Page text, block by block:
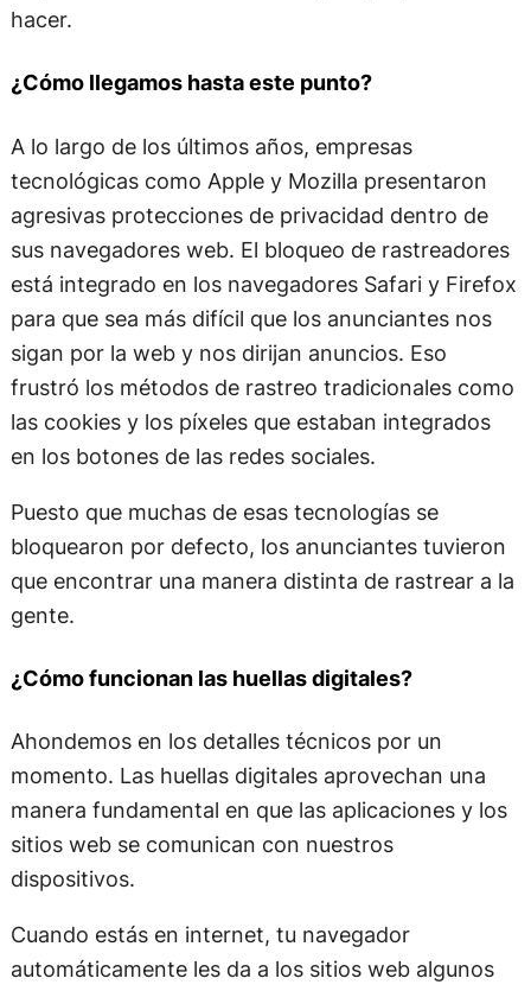
hacer.
¿Cómo llegamos hasta este punto?
A lo largo de los últimos años, empresas
tecnológicas como Apple y Mozilla presentaron
agresivas protecciones de privacidad dentro de
sus navegadores web. El bloqueo de rastreadores
está integrado en los navegadores Safari y Firefox
para que sea más difícil que los anunciantes nos
sigan por la web y nos dirijan anuncios. Eso
frustró los métodos de rastreo tradicionales como
las cookies y los píxeles que estaban integrados
en los botones de las redes sociales.
Puesto que muchas de esas tecnologías se
bloquearon por defecto, los anunciantes tuvieron
que encontrar una manera distinta de rastrear a la
gente.
¿Cómo funcionan las huellas digitales?
Ahondemos en los detalles técnicos por un
momento. Las huellas digitales aprovechan una
manera fundamental en que las aplicaciones y los
sitios web se comunican con nuestros
dispositivos.
Cuando estás en internet, tu navegador
automáticamente les da a los sitios web algunos